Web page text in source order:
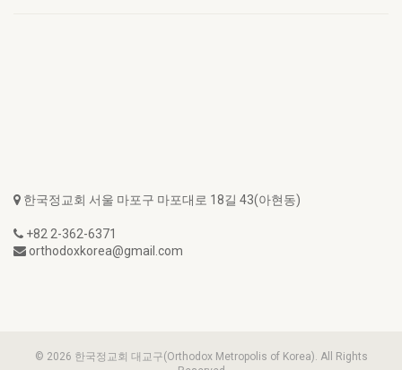
한국정교회 서울 마포구 마포대로 18길 43(아현동)
+82 2-362-6371
orthodoxkorea@gmail.com
© 2026 한국정교회 대교구(Orthodox Metropolis of Korea). All Rights